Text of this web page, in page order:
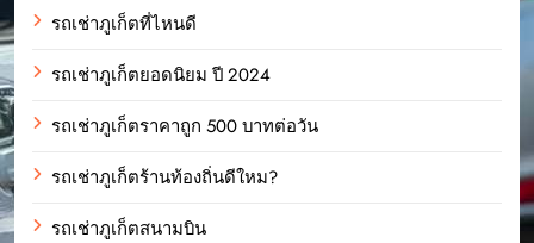
รถเช่าภูเก็ตที่ไหนดี
รถเช่าภูเก็ตยอดนิยม ปี 2024
รถเช่าภูเก็ตราคาถูก 500 บาทต่อวัน
รถเช่าภูเก็ตร้านท้องถิ่นดีใหม?
รถเช่าภูเก็ตสนามบิน